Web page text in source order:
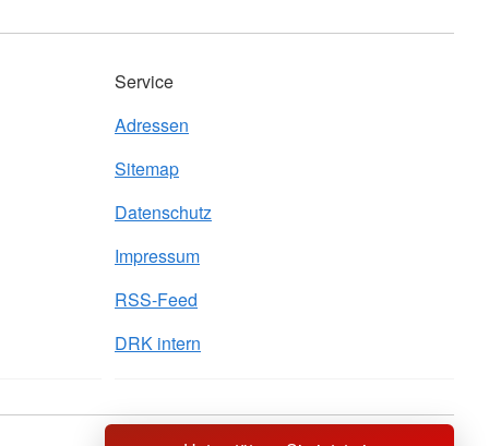
Service
Adressen
Sitemap
Datenschutz
Impressum
RSS-Feed
DRK intern